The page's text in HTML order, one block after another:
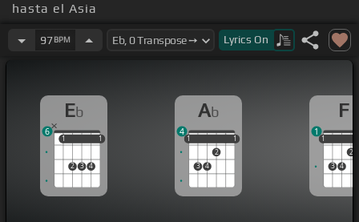
hasta el Asia
Desde que nació el potrillo, tenía un color muy [Eb]
97BPM Lyrics On
Eb
1
2 3 4
1
1 1
6
Ab
1
3 4
2
1
1 1
4
F
1
3 4
2
1
1